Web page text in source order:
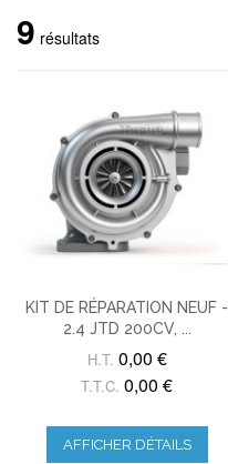
9 résultats
KIT DE RÉPARATION NEUF -
2.4 JTD 200CV, ...
H.T. 0,00 €
T.T.C. 0,00 €
AFFICHER DÉTAILS